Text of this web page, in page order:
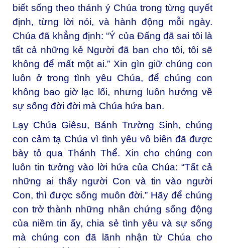
biết sống theo thánh ý Chúa trong từng quyết
định, từng lời nói, và hành động mỗi ngày.
Chúa đã khẳng định: “Ý của Đấng đã sai tôi là
tất cả những kẻ Người đã ban cho tôi, tôi sẽ
không để mất một ai.” Xin gìn giữ chúng con
luôn ở trong tình yêu Chúa, để chúng con
không bao giờ lạc lối, nhưng luôn hướng về
sự sống đời đời mà Chúa hứa ban.
Lạy Chúa Giêsu, Bánh Trường Sinh, chúng
con cảm tạ Chúa vì tình yêu vô biên đã được
bày tỏ qua Thánh Thể. Xin cho chúng con
luôn tin tưởng vào lời hứa của Chúa: “Tất cả
những ai thấy người Con và tin vào người
Con, thì được sống muôn đời.” Hãy để chúng
con trở thành những nhân chứng sống động
của niềm tin ấy, chia sẻ tình yêu và sự sống
mà chúng con đã lãnh nhận từ Chúa cho